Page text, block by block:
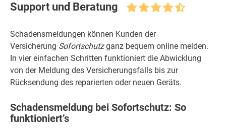
Support und Beratung
Schadensmeldungen können Kunden der
Versicherung Sofortschutzganz bequem online melden.
In vier einfachen Schritten funktioniert die Abwicklung
von der Meldung des Versicherungsfalls bis zur
Rücksendung des reparierten oder neuen Geräts.
Schadensmeldung bei Sofortschutz: So
funktioniert’s